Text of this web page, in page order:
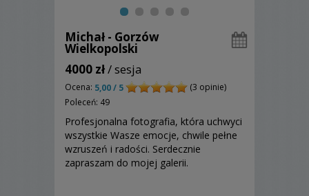
Michał - Gorzów
Wielkopolski
4000 zł/ sesja
Ocena: 5,00 / 5
(3 opinie)
Poleceń: 49
Profesjonalna fotografia, która uchwyci
wszystkie Wasze emocje, chwile pełne
wzruszeń i radości. Serdecznie
zapraszam do mojej galerii.